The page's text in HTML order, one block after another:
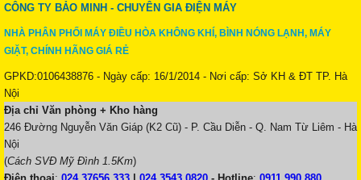
CÔNG TY BẢO MINH - CHUYÊN GIA ĐIỆN MÁY
NHÀ PHÂN PHỐI MÁY ĐIỀU HÒA KHÔNG KHÍ, BÌNH NÓNG LẠNH, MÁY
GIẶT, CHÍNH HÃNG GIÁ RẺ
GPKD:0106438876 - Ngày cấp: 16/1/2014 - Nơi cấp: Sở KH & ĐT TP. Hà
Nội
Địa chỉ Văn phòng + Kho hàng
246 Đường Nguyễn Văn Giáp (K2 Cũ) - P. Cầu Diễn - Q. Nam Từ Liêm - Hà
Nội
(Cách SVĐ Mỹ Đình 1.5Km)